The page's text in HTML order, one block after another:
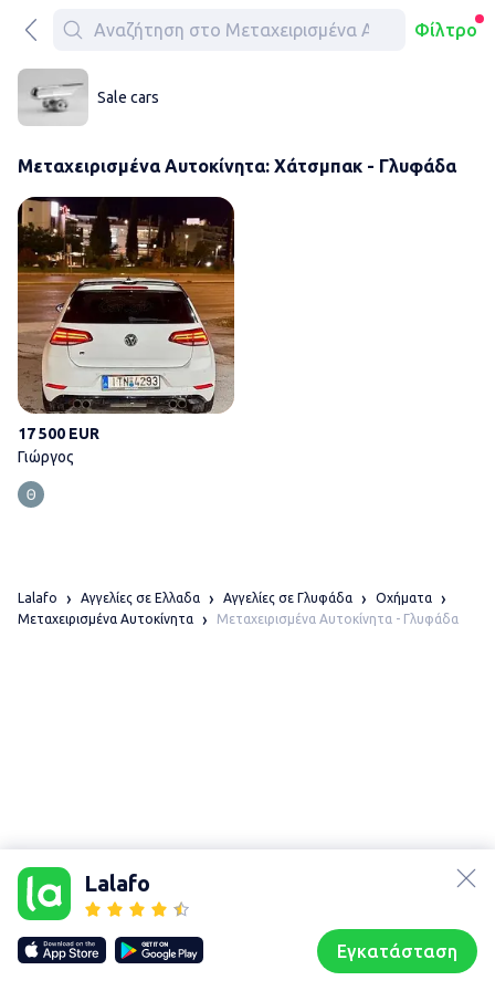
Φίλτρο
Sale cars
Μεταχειρισμένα Αυτοκίνητα: Χάτσμπακ - Γλυφάδα
17 500 EUR
Γιώργος
Lalafo
Εγκατάσταση
Lalafo Αγγελίες σε Ελλαδα Αγγελίες σε Γλυφάδα
Οχήματα
Μεταχειρισμένα Αυτοκίνητα
Μεταχειρισμένα Αυτοκίνητα - Γλυφάδα
Our websites
lalafo.kg
lalafo.rs
lalafo.pl
Sitemap
τοποθεσίας
Συζητήσεις Προφίλ